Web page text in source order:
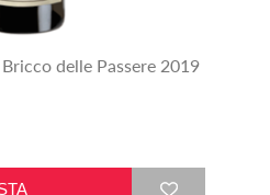
delle Passere 2019